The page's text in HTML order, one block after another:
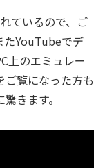
ているので、ご
たYouTubeでデ
上のエミュレー
覧になった方も
きます。